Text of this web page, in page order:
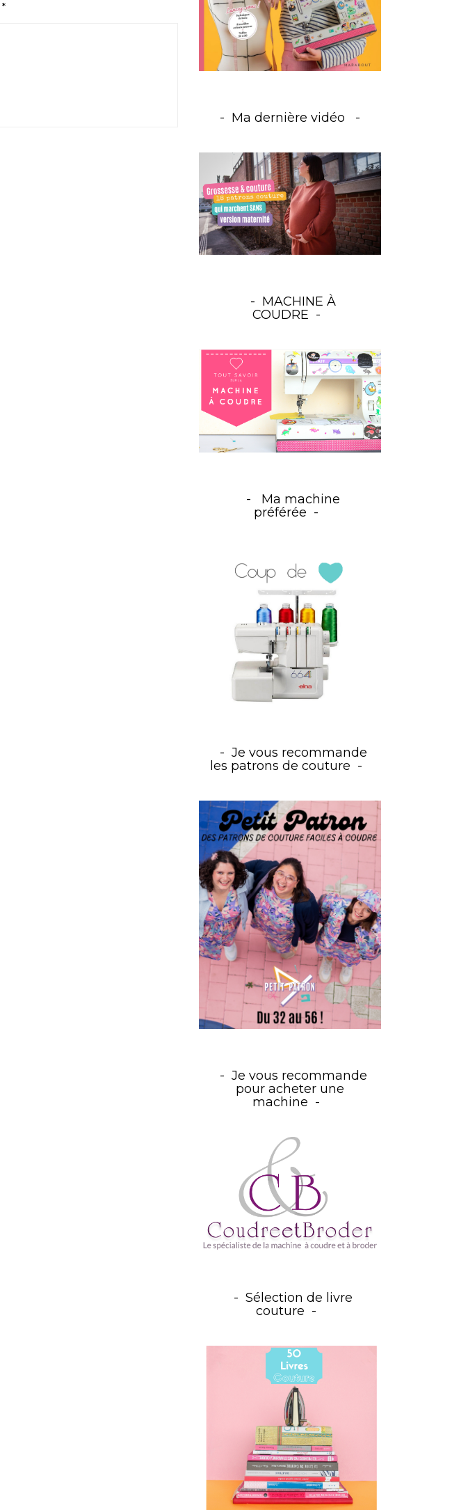
*
Ma dernière vidéo
MACHINE À
COUDRE
Ma machine
préférée
Je vous recommande
les patrons de couture
Je vous recommande
pour acheter une
machine
Sélection de livre
couture